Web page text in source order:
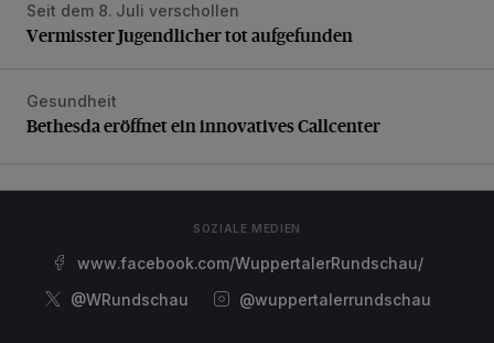
Vermisster Jugendlicher tot aufgefunden
Seit dem 8. Juli verschollen
Vermisster Jugendlicher tot aufgefunden
Bethesda eröffnet ein innovatives Callcenter
Gesundheit
Bethesda eröffnet ein innovatives Callcenter
SOZIALE MEDIEN
www.facebook.com/WuppertalerRundschau/
@WRundschau
@wuppertalerrundschau